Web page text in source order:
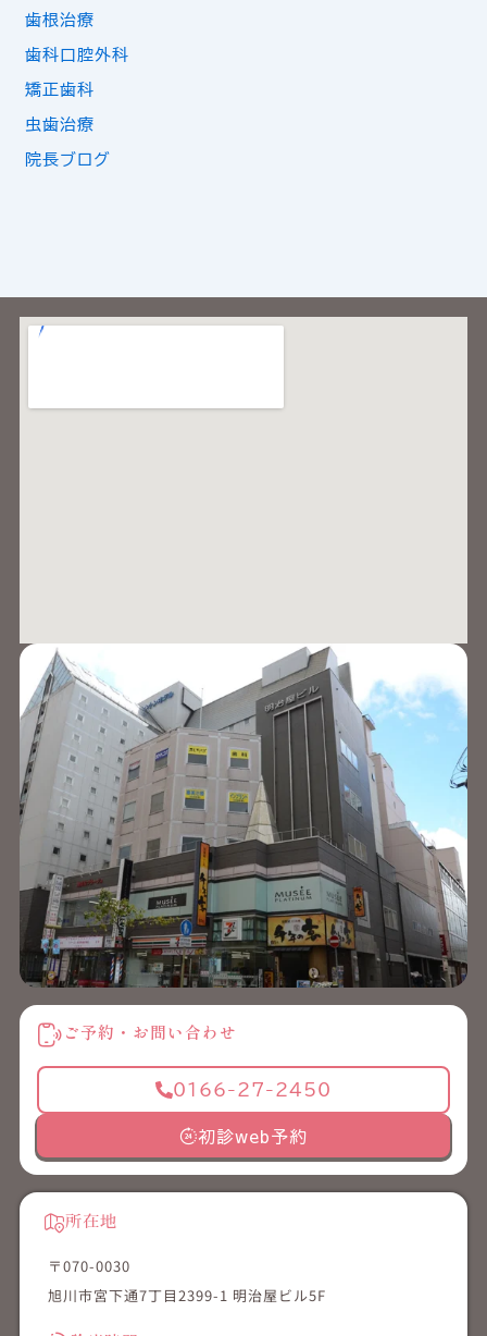
歯根治療
歯科口腔外科
矯正歯科
虫歯治療
院長ブログ
ご予約・お問い合わせ
0166-27-2450
初診web予約
所在地
〒070-0030
旭川市宮下通7丁目2399-1 明治屋ビル5F